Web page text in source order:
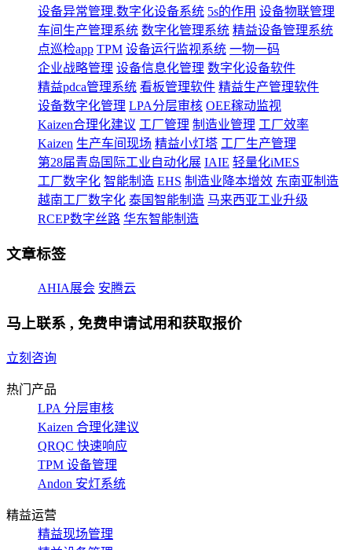
设备异常管理.数字化设备系统 5s的作用 设备物联管理
车间生产管理系统 数字化管理系统 精益设备管理系统
点巡检app TPM 设备运行监视系统 一物一码
企业战略管理 设备信息化管理 数字化设备软件
精益pdca管理系统 看板管理软件 精益生产管理软件
设备数字化管理 LPA分层审核 OEE稼动监视
Kaizen合理化建议 工厂管理 制造业管理 工厂效率
Kaizen 生产车间现场 精益小灯塔 工厂生产管理
第28届青岛国际工业自动化展 IAIE 轻量化iMES
工厂数字化 智能制造 EHS 制造业降本增效 东南亚制造
越南工厂数字化 泰国智能制造 马来西亚工业升级
RCEP数字丝路 华东智能制造
文章标签
AHIA展会 安腾云
马上联系 , 免费申请试用和获取报价
立刻咨询
热门产品
LPA 分层审核
Kaizen 合理化建议
QRQC 快速响应
TPM 设备管理
Andon 安灯系统
精益运营
精益现场管理